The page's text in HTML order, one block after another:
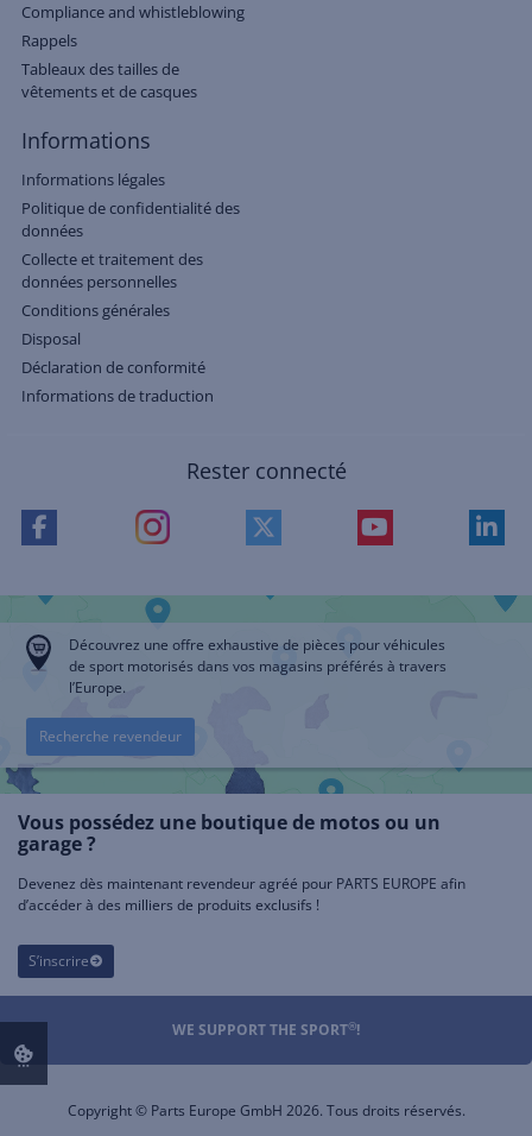
Compliance and whistleblowing
Rappels
Tableaux des tailles de
vêtements et de casques
Informations
Informations légales
Politique de confidentialité des
données
Collecte et traitement des
données personnelles
Conditions générales
Disposal
Déclaration de conformité
Informations de traduction
Rester connecté
Découvrez une offre exhaustive de pièces pour véhicules
de sport motorisés dans vos magasins préférés à travers
l’Europe.
Recherche revendeur
Vous possédez une boutique de motos ou un
garage ?
Devenez dès maintenant revendeur agréé pour PARTS EUROPE afin
d’accéder à des milliers de produits exclusifs !
S’inscrire
WE SUPPORT THE SPORT®!
Copyright © Parts Europe GmbH 2026. Tous droits réservés.